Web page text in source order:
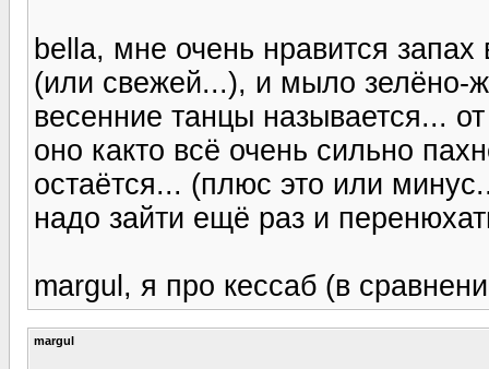
bella, мне очень нравится
(или свежей...), и мыло зелёно-
весенние танцы называется...
оно както всё очень сильно
остаётся... (плюс это или
надо зайти ещё раз и
margul, я про кессаб (в
margul